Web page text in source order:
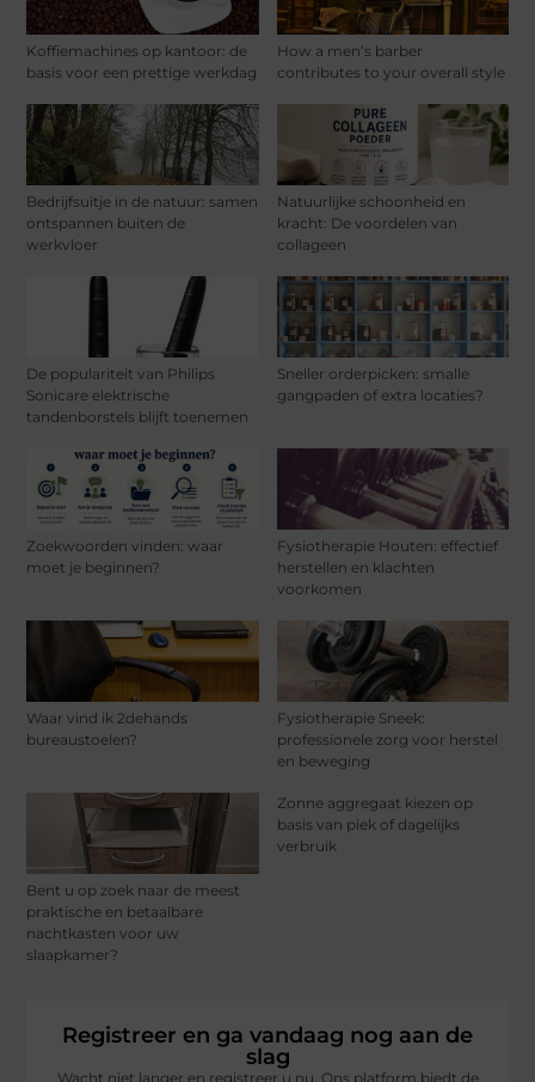
Koffiemachines op kantoor: de
basis voor een prettige werkdag
How a men’s barber
contributes to your overall style
Bedrijfsuitje in de natuur: samen
ontspannen buiten de
werkvloer
Natuurlijke schoonheid en
kracht: De voordelen van
collageen
De populariteit van Philips
Sonicare elektrische
tandenborstels blijft toenemen
Sneller orderpicken: smalle
gangpaden of extra locaties?
Zoekwoorden vinden: waar
moet je beginnen?
Fysiotherapie Houten: effectief
herstellen en klachten
voorkomen
Waar vind ik 2dehands
bureaustoelen?
Fysiotherapie Sneek:
professionele zorg voor herstel
en beweging
Bent u op zoek naar de meest
praktische en betaalbare
nachtkasten voor uw
slaapkamer?
Zonne aggregaat kiezen op
basis van piek of dagelijks
verbruik
Registreer en ga vandaag nog aan de
slag
Wacht niet langer en registreer u nu. Ons platform biedt de